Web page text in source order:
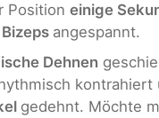
Position einige
Bizeps angespannt.
Dehnen
gedehnt. Möchte